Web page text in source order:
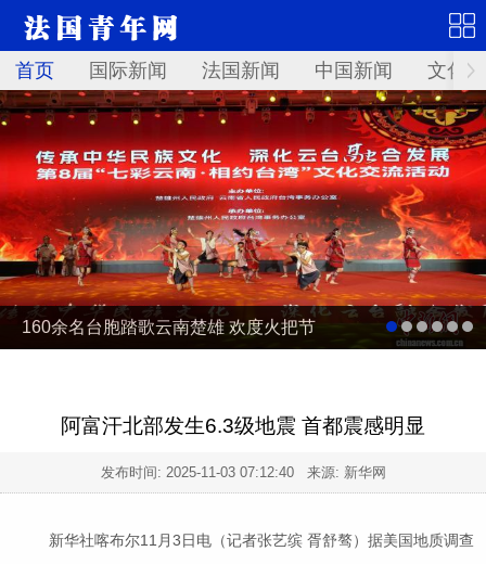
首页 国际新闻 法国新闻 中国新闻 文化
160余名台胞踏歌云南楚雄 欢度火把节
阿富汗北部发生6.3级地震 首都震感明显
发布时间: 2025-11-03 07:12:40来源: 新华网
新华社喀布尔11月3日电（记者张艺缤 胥舒骜）据美国地质调查